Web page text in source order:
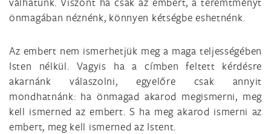
önmagában néznénk, könnyen kétségbe eshetnénk.
Az embert nem ismerhetjük meg a maga teljességében
Isten nélkül. Vagyis ha a címben feltett kérdésre
akarnánk válaszolni, egyelőre csak annyit
mondhatnánk: ha önmagad akarod megismerni, meg
kell ismerned az embert. S ha meg akarod ismerni az
embert, meg kell ismerned az Istent.